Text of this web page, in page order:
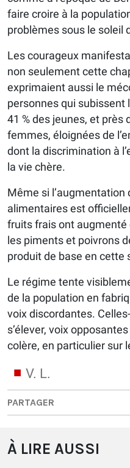
faire croire à la
problèmes sous le soleil
Les courageux
non seulement cette
exprimaient aussi le
personnes qui subissent
41 % des jeunes, et près
femmes, éloignées de
dont la discrimination à
la vie chère.
Même si l’augmentation
alimentaires est
fruits frais ont augmenté
les piments et poivrons
produit de base en cette
Le régime tente
de la population en
voix discordantes.
s’élever, voix
colère, en particulier sur
V. L.
PARTAGER
À LIRE AUSSI